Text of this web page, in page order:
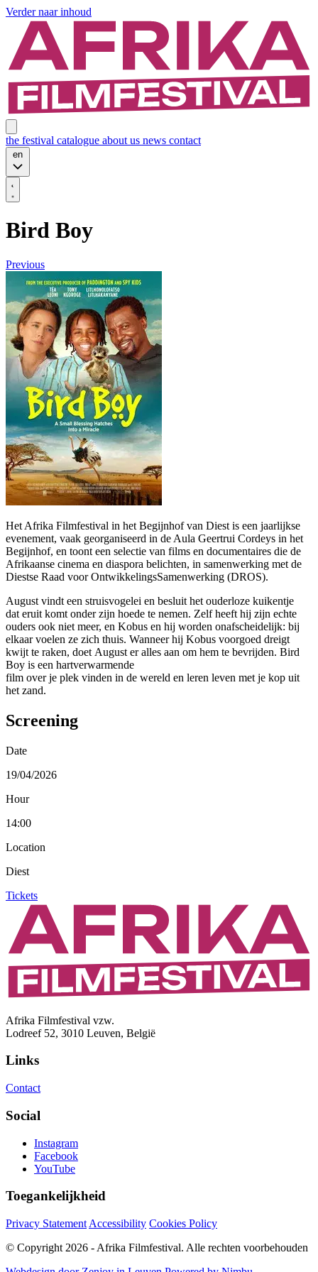
Verder naar inhoud
the festival catalogue about us news contact
en
Bird Boy
Previous
Het Afrika Filmfestival in het Begijnhof van Diest is een jaarlijkse
evenement, vaak georganiseerd in de Aula Geertrui Cordeys in het
Begijnhof, en toont een selectie van films en documentaires die de
Afrikaanse cinema en diaspora belichten, in samenwerking met de
Diestse Raad voor OntwikkelingsSamenwerking (DROS).
August vindt een struisvogelei en besluit het ouderloze kuikentje
dat eruit komt onder zijn hoede te nemen. Zelf heeft hij zijn echte
ouders ook niet meer, en Kobus en hij worden onafscheidelijk: bij
elkaar voelen ze zich thuis. Wanneer hij Kobus voorgoed dreigt
kwijt te raken, doet August er alles aan om hem te bevrijden. Bird
Boy is een hartverwarmende
film over je plek vinden in de wereld en leren leven met je kop uit
het zand.
Screening
Date
19/04/2026
Hour
14:00
Location
Diest
Tickets
Afrika Filmfestival vzw.
Lodreef 52, 3010 Leuven, België
Links
Contact
Social
Instagram
Facebook
YouTube
Toegankelijkheid
Privacy Statement Accessibility Cookies Policy
© Copyright 2026 - Afrika Filmfestival. Alle rechten voorbehouden